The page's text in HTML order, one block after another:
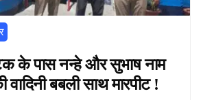
के पास नन्हे और सुभाष नाम
बबली साथ मारपीट !